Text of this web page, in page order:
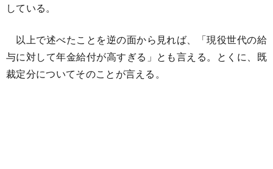
している。
以上で述べたことを逆の面から見れば、「現役世代の給
与に対して年金給付が高すぎる」とも言える。とくに、既
裁定分についてそのことが言える。